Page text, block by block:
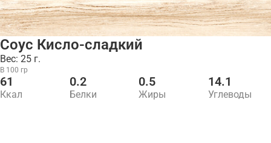
Соус Кисло-сладкий
Вес: 25 г.
В 100 гр
61
Ккал
0.2
Белки
0.5
Жиры
14.1
Углеводы